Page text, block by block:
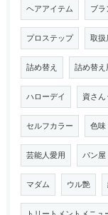
ヘアアイテム ブラ
プロステップ 取扱
詰め替え 詰め替え
ハローデイ 資さん
セルフカラー 色味
芸能人愛用 パン屋
マダム ウル艶